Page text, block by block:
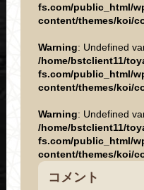
fs.com/public_html/
content/themes/koi/
Warning: Undefined
/home/bstclient11/
fs.com/public_html/
content/themes/koi/
Warning: Undefined
/home/bstclient11/
fs.com/public_html/
content/themes/koi/
コメント